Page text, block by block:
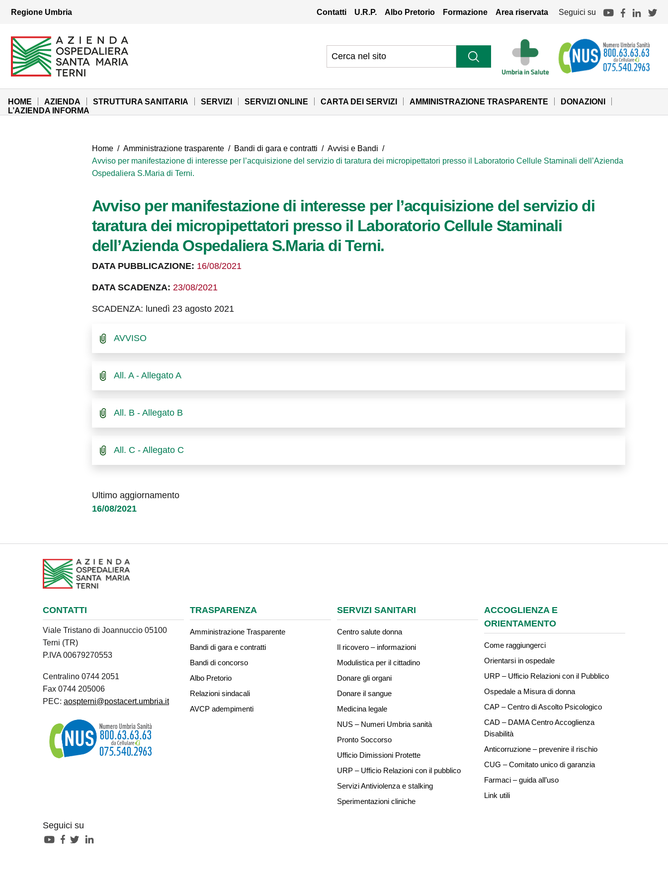
Vai al menu di navigazione
Regione Umbria Contatti U.R.P. Albo Pretorio Formazione Area riservata Seguici su
Azienda Ospedaliera Santa Maria di Terni
Sito Istituzionale
HOME AZIENDA STRUTTURA SANITARIA SERVIZI SERVIZI ONLINE CARTA DEI SERVIZI AMMINISTRAZIONE TRASPARENTE
DONAZIONI
L’AZIENDA INFORMA
Home / Amministrazione trasparente / Bandi di gara e contratti / Avvisi e Bandi /
Avviso per manifestazione di interesse per l’acquisizione del servizio di taratura dei micropipettatori presso il Laboratorio Cellule Staminali dell’Azienda
Ospedaliera S.Maria di Terni.
Avviso per manifestazione di interesse per l’acquisizione del servizio di
taratura dei micropipettatori presso il Laboratorio Cellule Staminali
dell’Azienda Ospedaliera S.Maria di Terni.
DATA PUBBLICAZIONE: 16/08/2021
DATA SCADENZA: 23/08/2021
SCADENZA: lunedì 23 agosto 2021
AVVISO
All. A - Allegato A
All. B - Allegato B
All. C - Allegato C
Ultimo aggiornamento
16/08/2021
CONTATTI
Viale Tristano di Joannuccio 05100
Terni (TR)
P.IVA 00679270553
Centralino 0744 2051
Fax 0744 205006
PEC: aospterni@postacert.umbria.it
Seguici su
TRASPARENZA
Amministrazione Trasparente
Bandi di gara e contratti
Bandi di concorso
Albo Pretorio
Relazioni sindacali
AVCP adempimenti
SERVIZI SANITARI
Centro salute donna
Il ricovero – informazioni
Modulistica per il cittadino
Donare gli organi
Donare il sangue
Medicina legale
NUS – Numeri Umbria sanità
Pronto Soccorso
Ufficio Dimissioni Protette
URP – Ufficio Relazioni con il pubblico
Servizi Antiviolenza e stalking
Sperimentazioni cliniche
ACCOGLIENZA E
ORIENTAMENTO
Come raggiungerci
Orientarsi in ospedale
URP – Ufficio Relazioni con il Pubblico
Ospedale a Misura di donna
CAP – Centro di Ascolto Psicologico
CAD – DAMA Centro Accoglienza
Disabilità
Anticorruzione – prevenire il rischio
CUG – Comitato unico di garanzia
Farmaci – guida all’uso
Link utili